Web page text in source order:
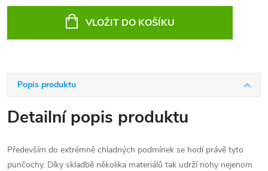
VLOŽIT DO KOŠÍKU
Popis produktu
Detailní popis produktu
Především do extrémně chladných podmínek se hodí právě tyto
punčochy. Díky skladbě několika materiálů tak udrží nohy nejenom